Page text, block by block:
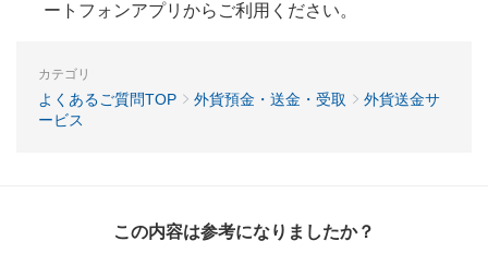
ートフォンアプリからご利用ください。
カテゴリ
よくあるご質問TOP 外貨預金・送金・受取
外貨送金サ
ービス
この内容は参考になりましたか？